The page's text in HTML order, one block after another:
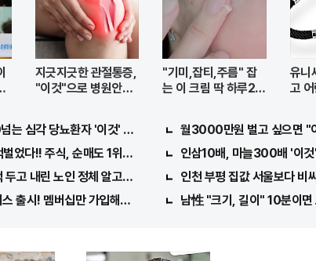
지긋지긋한 관절통증,
"이것"으로 병원안가
"기미,잡티,주름" 잡
는 이 크림 딱 하루2번
유니
고
는 심각 당뇨환자 '이것' 먹자마자..바로
었다!! 주식, 순매도 1위종목..."충격"
고 내린 노인 정체 알고보니..!
출시! 멤버십만 가입해도 "최신가전" 선착순 100% 무료 경품
월3000만원 벌고 싶으면 "
인삼10배, 마늘300배 '이것'
인천 부평 집값 서울보다 비
남性 "크기, 길이" 10분이면